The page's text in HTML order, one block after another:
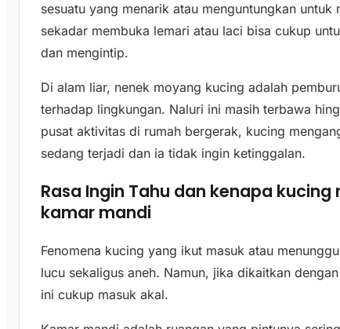
sesuatu yang menarik atau menguntungkan
sekadar membuka lemari atau laci bisa cukup
dan mengintip.
Di alam liar, nenek moyang kucing adalah
terhadap lingkungan. Naluri ini masih terbawa
pusat aktivitas di rumah bergerak, kucing
sedang terjadi dan ia tidak ingin ketinggalan.
Rasa Ingin Tahu dan kenapa
kamar mandi
Fenomena kucing yang ikut masuk atau
lucu sekaligus aneh. Namun, jika dikaitkan
ini cukup masuk akal.